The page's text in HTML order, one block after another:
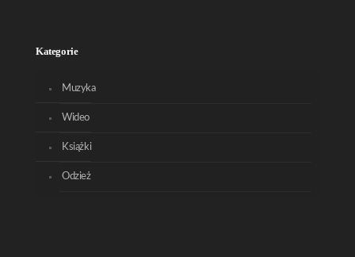
Kategorie
Muzyka
Wideo
Książki
Odzież